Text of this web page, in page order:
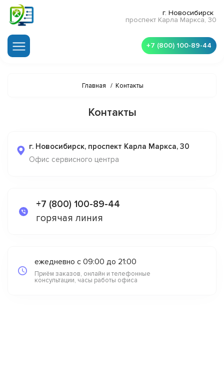
г. Новосибирск
проспект Карла Маркса, 30
+7 (800) 100-89-44
Главная / Контакты
Контакты
г. Новосибирск, проспект Карла Маркса, 30
Офис сервисного центра
+7 (800) 100-89-44
горячая линия
ежедневно с 09:00 до 21:00
Приём заказов, онлайн и телефонные
консультации, часы работы офиса